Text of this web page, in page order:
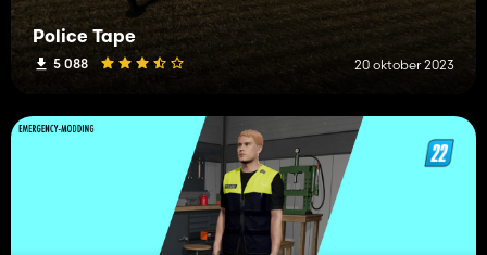
Police Tape
5 088 20 oktober 2023